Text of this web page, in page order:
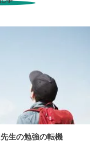
生の勉強の転機